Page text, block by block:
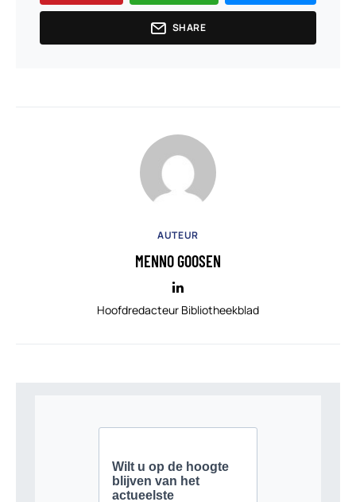
SHARE
AUTEUR
MENNO GOOSEN
Hoofdredacteur Bibliotheekblad